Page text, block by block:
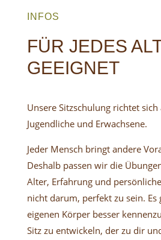
INFOS
FÜR JEDES
GEEIGNET
Unsere Sitzschulung richtet sich
Jugendliche und Erwachsene.
Jeder Mensch bringt andere
Deshalb passen wir die
Alter, Erfahrung und
nicht darum, perfekt zu sein.
eigenen Körper besser
Sitz zu entwickeln, der zu dir